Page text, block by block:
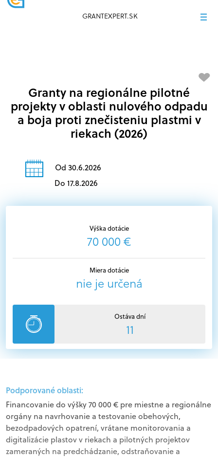
GRANTEXPERT.SK
Výška dotácie
70 000 €
Miera dotácie
nie je určená
Ostáva dní
11
Granty na regionálne pilotné
projekty v oblasti nulového odpadu
a boja proti znečisteniu plastmi v
riekach (2026)
Od 30.6.2026
Do 17.8.2026
Podporované oblasti:
Financovanie do výšky 70 000 € pre miestne a regionálne
orgány na navrhovanie a testovanie obehových,
bezodpadových opatrení, vrátane monitorovania a
digitalizácie plastov v riekach a pilotných projektov
zameraných na predchádzanie, odstraňovanie a